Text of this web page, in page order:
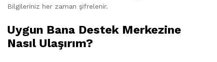
Bilgileriniz her zaman şifrelenir.
Uygun Bana Destek Merkezine
Nasıl Ulaşırım?